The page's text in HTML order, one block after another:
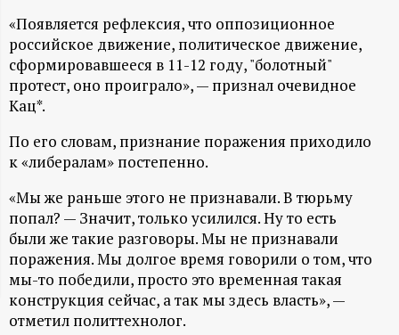
и
н
ф
о
р
м
а
ц
«Появляется рефлексия, что оппозиционное
российское движение, политическое движение,
сформировавшееся в 11-12 году, "болотный"
протест, оно проиграло», — признал очевидное
Кац*.
По его словам, признание поражения приходило
к «либералам» постепенно.
«Мы же раньше этого не признавали. В тюрьму
попал? — Значит, только усилился. Ну то есть
были же такие разговоры. Мы не признавали
поражения. Мы долгое время говорили о том, что
мы-то победили, просто это временная такая
конструкция сейчас, а так мы здесь власть», —
отметил политтехнолог.